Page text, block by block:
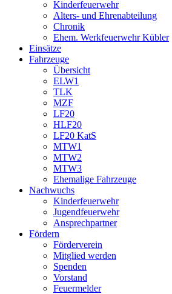
Kinderfeuerwehr
Alters- und Ehrenabteilung
Chronik
Ehem. Werkfeuerwehr Kübler
Einsätze
Fahrzeuge
Übersicht
ELW1
TLK
MZF
LF20
HLF20
LF20 KatS
MTW1
MTW2
MTW3
Ehemalige Fahrzeuge
Nachwuchs
Kinderfeuerwehr
Jugendfeuerwehr
Ansprechpartner
Fördern
Förderverein
Mitglied werden
Spenden
Vorstand
Feuermelder